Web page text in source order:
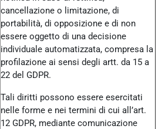
cancellazione o limitazione, di
portabilità, di opposizione e di non
essere oggetto di una decisione
individuale automatizzata, compresa la
profilazione ai sensi degli artt. da 15 a
22 del GDPR.
Tali diritti possono essere esercitati
nelle forme e nei termini di cui all’art.
12 GDPR, mediante comunicazione